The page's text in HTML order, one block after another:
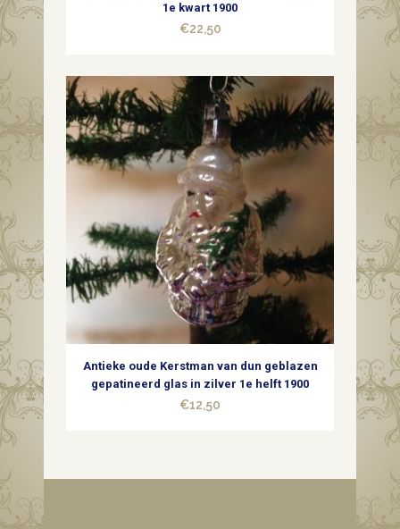
1e kwart 1900
€22,50
Antieke oude Kerstman van dun geblazen
gepatineerd glas in zilver 1e helft 1900
€12,50